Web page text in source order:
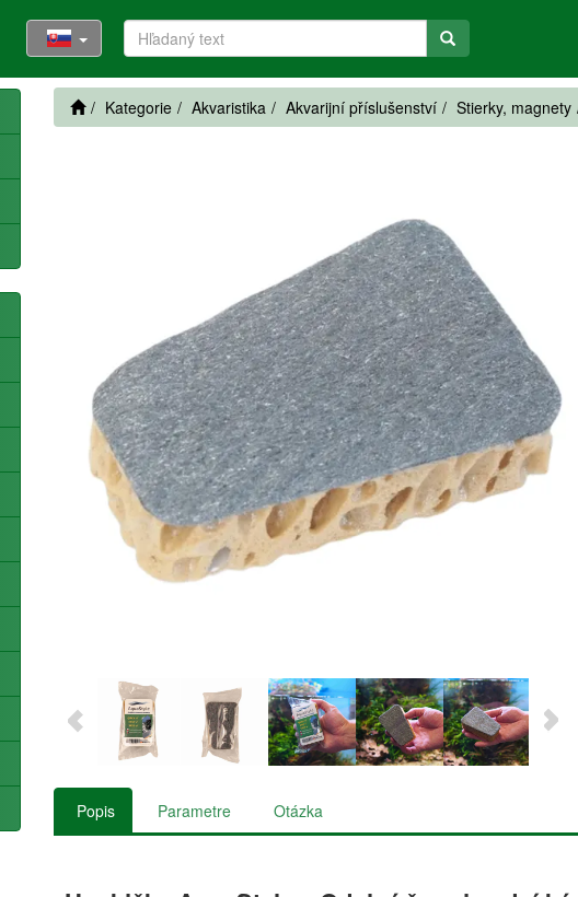
Kategorie Akvaristika Akvarijní příslušenství Stierky, magnety
Popis Parametre Otázka